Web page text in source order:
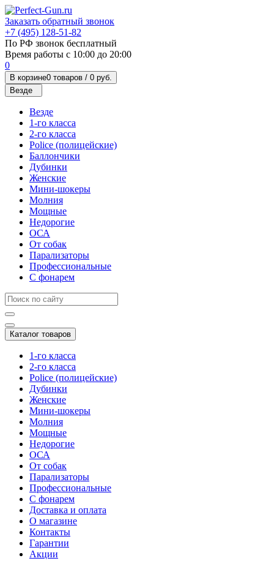
Заказать обратный звонок
+7 (495) 128-51-82
По РФ звонок бесплатный
Время работы с 10:00 до 20:00
0
В корзине0 товаров / 0 руб.
Везде
Везде
1-го класса
2-го класса
Police (полицейские)
Баллончики
Дубинки
Женские
Мини-шокеры
Молния
Мощные
Недорогие
ОСА
От собак
Парализаторы
Профессиональные
С фонарем
Каталог товаров
1-го класса
2-го класса
Police (полицейские)
Дубинки
Женские
Мини-шокеры
Молния
Мощные
Недорогие
ОСА
От собак
Парализаторы
Профессиональные
С фонарем
Доставка и оплата
О магазине
Контакты
Гарантии
Акции